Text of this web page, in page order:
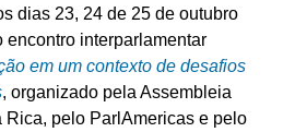
dias 23, 24 de 25 de outubro
encontro interparlamentar
em um contexto de desafios
, organizado pela Assembleia
Rica, pelo ParlAmericas e pelo